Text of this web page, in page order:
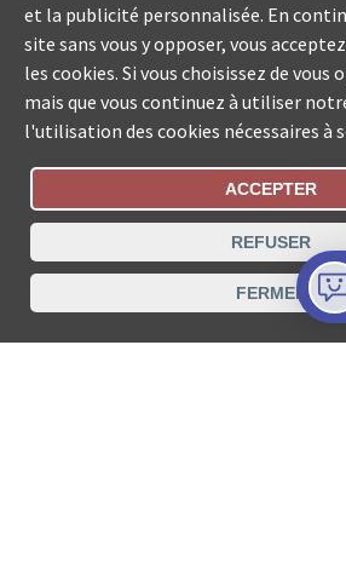
Statut De La
Recherche des offices de
Protection des données
Conditions d’utilisation
et la publicité personnalisée. En
site sans vous y opposer, vous
les cookies. Si vous choisissez de vous
mais que vous continuez à utiliser
l'utilisation des cookies nécessaires à
ACCEPTER
REFUSER
FERMER